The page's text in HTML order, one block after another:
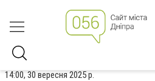
14:00, 30 вересня 2025 р.